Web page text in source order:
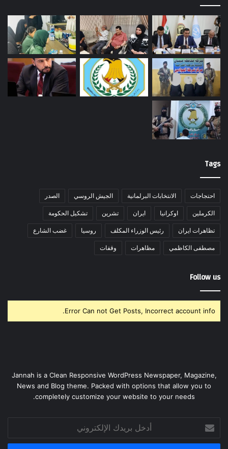
Tags
احتجاجات الانتخابات البرلمانية الجيش الروسي الصدر
الكرملين اوكرانيا ايران تشرين تشكيل الحكومة
تظاهرات ايران رئيس الوزراء المكلف روسيا غضب الشارع
مصطفى الكاظمي مظاهرات وقفات
Follow us
Error Can not Get Posts, Incorrect account info.
Jannah is a Clean Responsive WordPress Newspaper, Magazine,
News and Blog theme. Packed with options that allow you to
completely customize your website to your needs.
بريدك
الإلكتروني